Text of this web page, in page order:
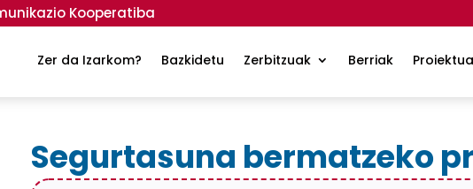
Kooperatiba
Zer da Izarkom? Bazkidetu Zerbitzuak Berriak
Segurtasuna bermatzeko